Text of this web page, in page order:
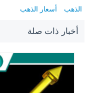
الذهب أسعار الذهب
أخبار ذات صلة